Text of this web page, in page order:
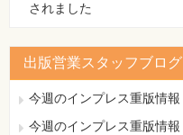
されました
出版営業スタッフブログ
今週のインプレス重版情報
今週のインプレス重版情報